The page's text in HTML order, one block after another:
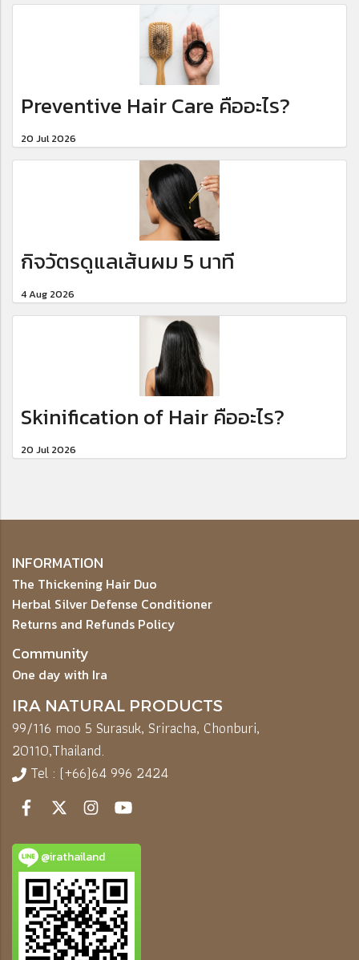
Preventive Hair Care คืออะไร?
20 Jul 2026
กิจวัตรดูแลเส้นผม 5 นาที
4 Aug 2026
Skinification of Hair คืออะไร?
20 Jul 2026
INFORMATION
The Thickening Hair Duo
Herbal Silver Defense Conditioner
Returns and Refunds Policy
Community
One day with Ira
IRA NATURAL PRODUCTS
99/116 moo 5 Surasuk, Sriracha, Chonburi,
20110,Thailand.
Tel : (+66)64 996 2424
@irathailand